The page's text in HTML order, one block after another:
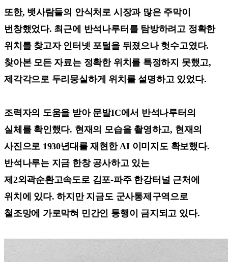
또한, 뱃사람들의 안식처로 시장과 많은 주막이
번창했었다. 최근에 반석나루터를 탐방하려고 정확한
위치를 찾고자 인터넷 포털을 뒤졌으나 헛수고였다.
찾아본 모든 자료는 정확한 위치를 특정하지 못했고,
제각각으로 두리뭉실하게 위치를 설명하고 있었다.
조력자의 도움을 받아 문발IC에서 반석나루터의
실체를 확인했다. 현재의 모습을 촬영하고, 현재의
사진으로 1930년대를 재현한 AI 이미지도 확보했다.
반석나루는 지금 한창 공사하고 있는
제2외곽순환고속도로 김포-파주 한강터널 근처에
위치에 있다. 하지만 지금도 군사통제구역으로
철조망에 가로막혀 민간인 통행이 금지되고 있다.